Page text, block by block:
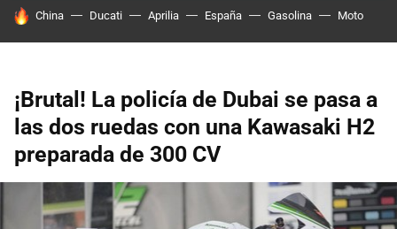
HOY SE HABLA DE
China Ducati Aprilia España Gasolina Moto
¡Brutal! La policía de Dubai se pasa a
las dos ruedas con una Kawasaki H2
preparada de 300 CV